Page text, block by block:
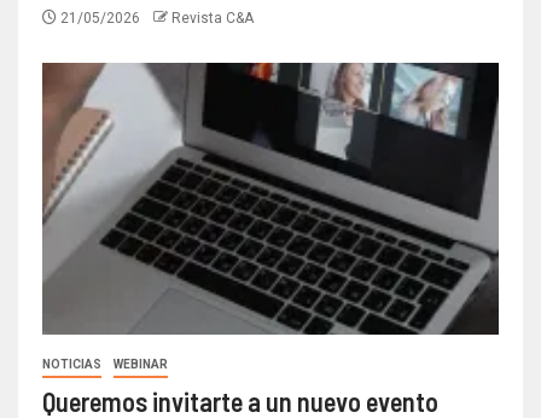
21/05/2026 Revista C&A
NOTICIAS WEBINAR
Queremos invitarte a un nuevo evento